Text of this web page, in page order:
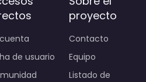
de usuario
proyecto
Contacto
Equipo
Listado de